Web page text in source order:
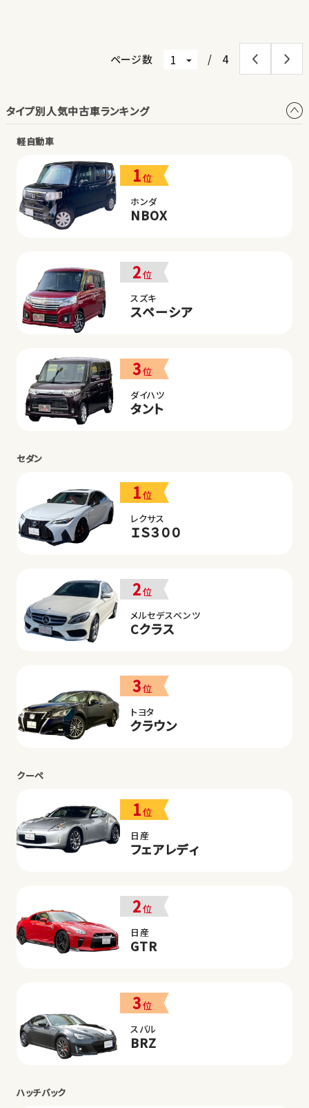
ページ数 / 4
タイプ別人気中古車ランキング
軽自動車
1位
ホンダ
NBOX
2位
スズキ
スペーシア
3位
ダイハツ
タント
セダン
1位
レクサス
ＩＳ３００
2位
メルセデスベンツ
Cクラス
3位
トヨタ
クラウン
クーペ
1位
日産
フェアレディ
2位
日産
GTR
3位
スバル
BRZ
ハッチバック